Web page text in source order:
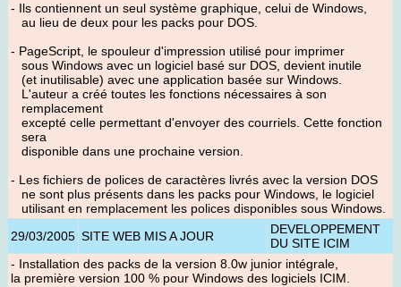
- Ils contiennent un seul système graphique, celui de Windows,
au lieu de deux pour les packs pour DOS.
- PageScript, le spouleur d'impression utilisé pour imprimer
sous Windows avec un logiciel basé sur DOS, devient inutile
(et inutilisable) avec une application basée sur Windows.
L'auteur a créé toutes les fonctions nécessaires à son
remplacement
excepté celle permettant d'envoyer des courriels. Cette fonction
sera
disponible dans une prochaine version.
- Les fichiers de polices de caractères livrés avec la version DOS
ne sont plus présents dans les packs pour Windows, le logiciel
utilisant en remplacement les polices disponibles sous Windows.
29/03/2005 SITE WEB MIS A JOUR
DEVELOPPEMENT
DU SITE ICIM
- Installation des packs de la version 8.0w junior intégrale,
la première version 100 % pour Windows des logiciels ICIM.